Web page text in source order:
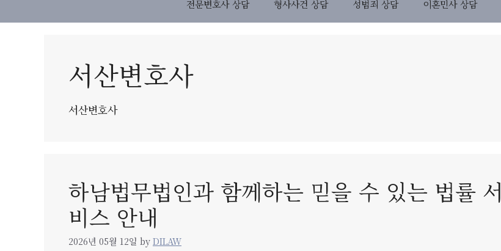
전문변호사 상담 형사사건 상담 성범죄 상담 이혼민사 상담
서산변호사
서산변호사
하남법무법인과 함께하는 믿을 수 있는 법률 서
비스 안내
2026년 05월 12일 byDILAW